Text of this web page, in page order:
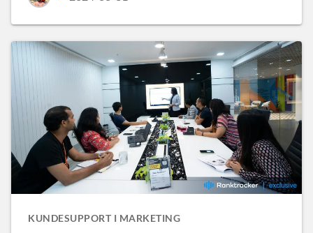
KUNDESUPPORT I MARKETING